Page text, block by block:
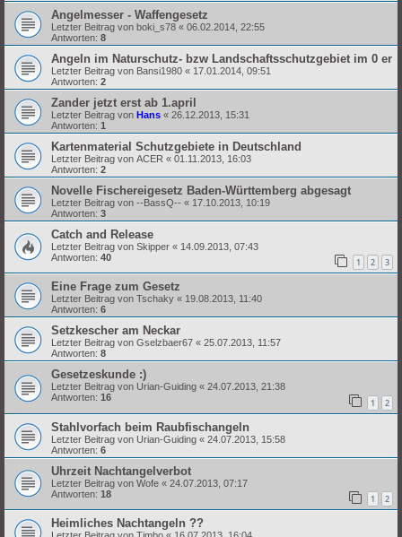
Angelmesser - Waffengesetz
Letzter Beitrag von boki_s78 « 06.02.2014, 22:55
Antworten: 8
Angeln im Naturschutz- bzw Landschaftsschutzgebiet im 0 er
Letzter Beitrag von Bansi1980 « 17.01.2014, 09:51
Antworten: 2
Zander jetzt erst ab 1.april
Letzter Beitrag von Hans « 26.12.2013, 15:31
Antworten: 1
Kartenmaterial Schutzgebiete in Deutschland
Letzter Beitrag von ACER « 01.11.2013, 16:03
Antworten: 2
Novelle Fischereigesetz Baden-Württemberg abgesagt
Letzter Beitrag von --BassQ-- « 17.10.2013, 10:19
Antworten: 3
Catch and Release
Letzter Beitrag von Skipper « 14.09.2013, 07:43
Antworten: 40 1 2 3
Eine Frage zum Gesetz
Letzter Beitrag von Tschaky « 19.08.2013, 11:40
Antworten: 6
Setzkescher am Neckar
Letzter Beitrag von Gselzbaer67 « 25.07.2013, 11:57
Antworten: 8
Gesetzeskunde :)
Letzter Beitrag von Urian-Guiding « 24.07.2013, 21:38
Antworten: 16 1 2
Stahlvorfach beim Raubfischangeln
Letzter Beitrag von Urian-Guiding « 24.07.2013, 15:58
Antworten: 6
Uhrzeit Nachtangelverbot
Letzter Beitrag von Wofe « 24.07.2013, 07:17
Antworten: 18 1 2
Heimliches Nachtangeln ??